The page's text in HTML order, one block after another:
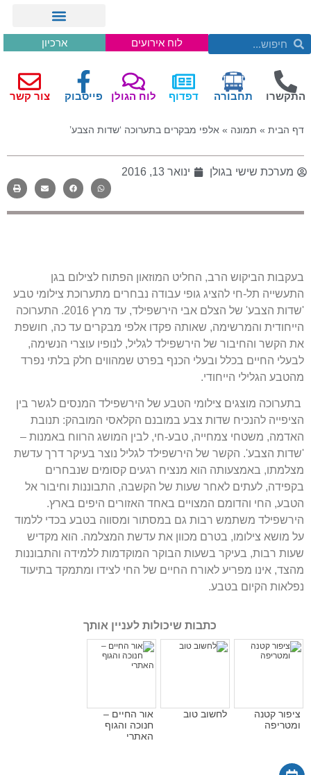
לוח אירועים ארכיון
התקשרו תחבורה דפדוף לוח הגולן פייסבוק צור קשר
דף הבית » תמונה » אלפי מבקרים בתערוכה ‘שדות הצבע’
מערכת שישי בגולן ינואר 13, 2016
בעקבות הביקוש הרב, החליט המוזאון הפתוח לצילום בגן
התעשייה תל-חי להציג גופי עבודה נבחרים מתערוכת צילומי טבע
'שדות הצבע' של הצלם אבי הירשפילד, עד מרץ 2016. התערוכה
הייחודית והמרשימה, שאותה פקדו אלפי מבקרים עד כה, חושפת
את הקשר והחיבור של הירשפילד לגליל, לנופיו עוצרי הנשימה,
לבעלי החיים בכלל ובעלי הכנף בפרט שמהווים חלק בלתי נפרד
מהטבע הגלילי הייחודי.
בתערוכה מוצגים צילומי הטבע של הירשפילד המנסים לגשר בין
הציפייה להנכיח שדות צבע במובנם הקלאסי המובהק: תנובת
האדמה, משטחי צמחייה, טבע-חי, לבין המושג הרווח באמנות –
'שדות הצבע'. הקשר של הירשפילד לגליל נוצר בעיקר דרך עדשת
מצלמתו, באמצעותה הוא מנציח רגעים קסומים שנבחרים
בקפידה, לעתים לאחר שעות של הקשבה, התבוננות וחיבור אל
הטבע, החי והדומם המצויים באחד האזורים היפים בארץ.
הירשפילד משתמש רבות גם במסתור ומסווה בטבע בכדי ללמוד
על מושא צילומו, בטרם מכוון את עדשת המצלמה. הוא מקדיש
שעות רבות, בעיקר בשעות הבוקר המוקדמות ללמידה והתבוננות
מהצד, אינו מפריע לאורח החיים של החי לצידו ומתמקד בתיעוד
נפלאות הקיום בטבע.
כתבות שיכולות לעניין אותך
ציפור קטנה
ומטריפה
לחשוב טוב
אור החיים –
חנוכה והגוף
האתרי